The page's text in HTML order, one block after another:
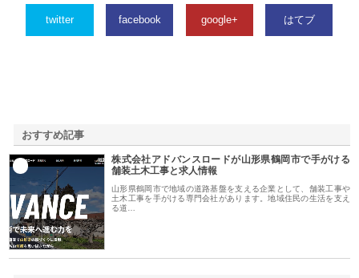
twitter facebook google+ はてブ
おすすめ記事
株式会社アドバンスロードが山形県鶴岡市で手がける
舗装土木工事と求人情報
山形県鶴岡市で地域の道路基盤を支える企業として、舗装工事や
土木工事を手がける専門会社があります。地域住民の生活を支え
る道…